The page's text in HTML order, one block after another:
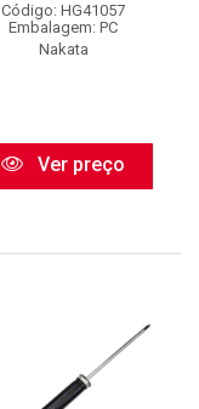
Código: HG41057
Embalagem: PC
Nakata
Ver preço